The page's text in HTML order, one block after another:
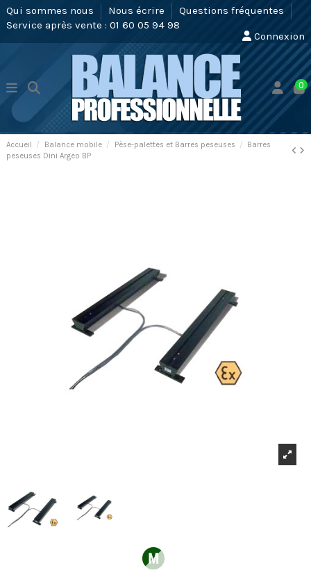
Qui sommes nous Nous écrire
Questions fréquentes
Service après vente : 01 60 05 94 98
Connexion
0
Accueil Balance mobile Pèse-palettes et Barres peseuses
Barres
peseuses Dini Argeo BP